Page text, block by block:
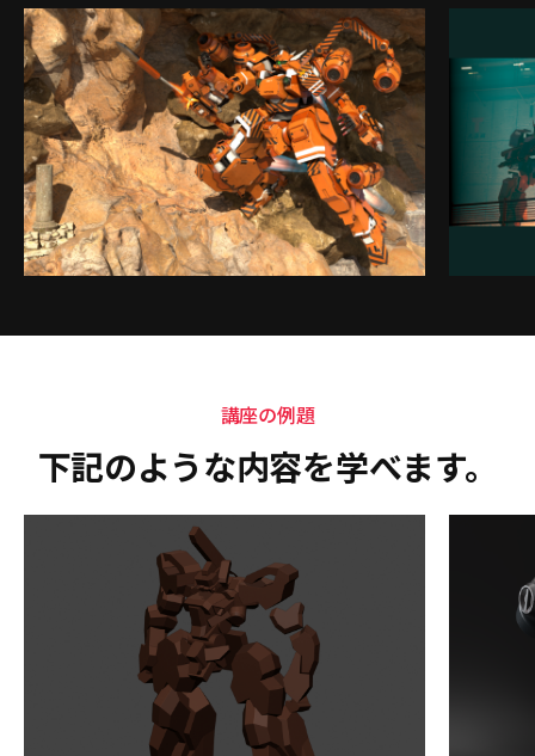
講座の例題
下記のような内容を学べます。